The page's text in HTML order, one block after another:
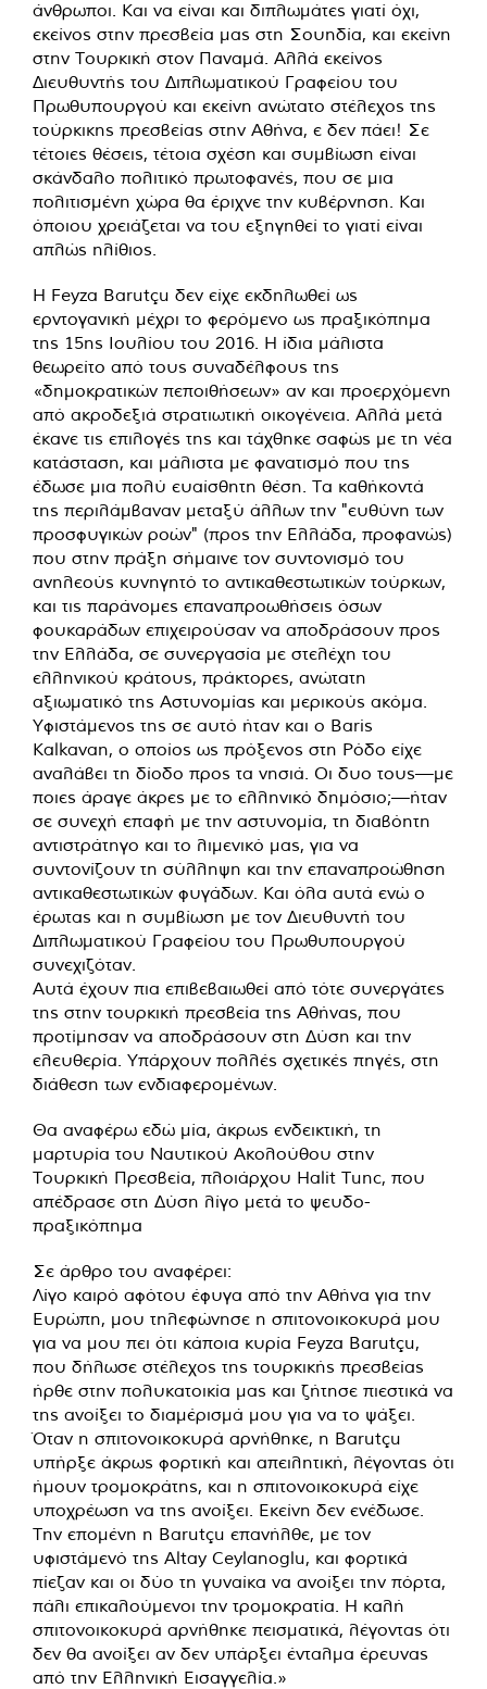
άνθρωποι. Kαι να είναι και διπλωμάτες γιατί όχι,
εκείνος στην πρεσβεία μας στη Σουηδία, και εκείνη
στην Τουρκική στον Παναμά. Αλλά εκείνος
Διευθυντής του Διπλωματικού Γραφείου του
Πρωθυπουργού και εκείνη ανώτατο στέλεχος της
τούρκικης πρεσβείας στην Αθήνα, ε δεν πάει! Σε
τέτοιες θέσεις, τέτοια σχέση και συμβίωση είναι
σκάνδαλο πολιτικό πρωτοφανές, που σε μια
πολιτισμένη χώρα θα έριχνε την κυβέρνηση. Και
όποιου χρειάζεται να του εξηγηθεί το γιατί είναι
απλώς ηλίθιος.
Η Feyza Βarutçu δεν είχε εκδηλωθεί ως
ερντογανική μέχρι το φερόμενο ως πραξικόπημα
της 15ης Ιουλίου του 2016. Η ίδια μάλιστα
θεωρείτο από τους συναδέλφους της
«δημοκρατικών πεποιθήσεων» αν και προερχόμενη
από ακροδεξιά στρατιωτική οικογένεια. Αλλά μετά
έκανε τις επιλογές της και τάχθηκε σαφώς με τη νέα
κατάσταση, και μάλιστα με φανατισμό που της
έδωσε μια πολύ ευαίσθητη θέση. Τα καθήκοντά
της περιλάμβαναν μεταξύ άλλων την "ευθύνη των
προσφυγικών ροών" (προς την Ελλάδα, προφανώς)
που στην πράξη σήμαινε τον συντονισμό του
ανηλεούς κυνηγητό το αντικαθεστωτικών τούρκων,
και τις παράνομες επαναπροωθήσεις όσων
φουκαράδων επιχειρούσαν να αποδράσουν προς
την Ελλάδα, σε συνεργασία με στελέχη του
ελληνικού κράτους, πράκτορες, ανώτατη
αξιωματικό της Αστυνομίας και μερικούς ακόμα.
Υφιστάμενος της σε αυτό ήταν και ο Baris
Kalkavan, ο οποίος ως πρόξενος στη Ρόδο είχε
αναλάβει τη δίοδο προς τα νησιά. Οι δυο τους—με
ποιες άραγε άκρες με το ελληνικό δημόσιο;—ήταν
σε συνεχή επαφή με την αστυνομία, τη διαβόητη
αντιστράτηγο και το λιμενικό μας, για να
συντονίζουν τη σύλληψη και την επαναπροώθηση
αντικαθεστωτικών φυγάδων. Και όλα αυτά ενώ ο
έρωτας και η συμβίωση με τον Διευθυντή του
Διπλωματικού Γραφείου του Πρωθυπουργού
συνεχιζόταν.
Αυτά έχουν πια επιβεβαιωθεί από τότε συνεργάτες
της στην τουρκική πρεσβεία της Αθήνας, που
προτίμησαν να αποδράσουν στη Δύση και την
ελευθερία. Υπάρχουν πολλές σχετικές πηγές, στη
διάθεση των ενδιαφερομένων.
Θα αναφέρω εδώ μία, άκρως ενδεικτική, τη
μαρτυρία του Ναυτικού Ακολούθου στην
Τουρκική Πρεσβεία, πλοιάρχου Halit Tunc, που
απέδρασε στη Δύση λίγο μετά το ψευδο-
πραξικόπημα
Σε άρθρο του αναφέρει:
Λίγο καιρό αφότου έφυγα από την Αθήνα για την
Ευρώπη, μου τηλεφώνησε η σπιτονοικοκυρά μου
για να μου πει ότι κάποια κυρία Feyza Barutçu,
που δήλωσε στέλεχος της τουρκικής πρεσβείας
ήρθε στην πολυκατοικία μας και ζήτησε πιεστικά να
της ανοίξει το διαμέρισμά μου για να το ψάξει.
Όταν η σπιτονοικοκυρά αρνήθηκε, η Barutçu
υπήρξε άκρως φορτική και απειλητική, λέγοντας ότι
ήμουν τρομοκράτης, και η σπιτονοικοκυρά είχε
υποχρέωση να της ανοίξει. Εκείνη δεν ενέδωσε.
Την επομένη η Barutçu επανήλθε, με τον
υφιστάμενό της Altay Ceylanoglu, και φορτικά
πίεζαν και οι δύο τη γυναίκα να ανοίξει την πόρτα,
πάλι επικαλούμενοι την τρομοκρατία. Η καλή
σπιτονοικοκυρά αρνήθηκε πεισματικά, λέγοντας ότι
δεν θα ανοίξει αν δεν υπάρξει ένταλμα έρευνας
από την Ελληνική Εισαγγελία.»